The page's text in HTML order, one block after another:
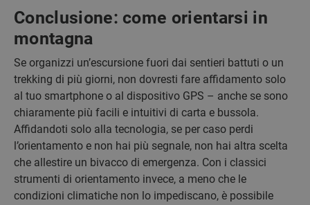
Conclusione: come orientarsi in
montagna
Se organizzi un’escursione fuori dai sentieri battuti o un
trekking di più giorni, non dovresti fare affidamento solo
al tuo smartphone o al dispositivo GPS – anche se sono
chiaramente più facili e intuitivi di carta e bussola.
Affidandoti solo alla tecnologia, se per caso perdi
l’orientamento e non hai più segnale, non hai altra scelta
che allestire un bivacco di emergenza. Con i classici
strumenti di orientamento invece, a meno che le
condizioni climatiche non lo impediscano, è possibile